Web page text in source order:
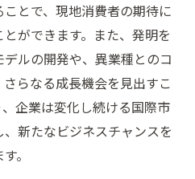
とで、現地消費者の期待に
ができます。また、発明を
ルの開発や、異業種とのコ
らなる成長機会を見出すこ
企業は変化し続ける国際市
新たなビジネスチャンスを
。